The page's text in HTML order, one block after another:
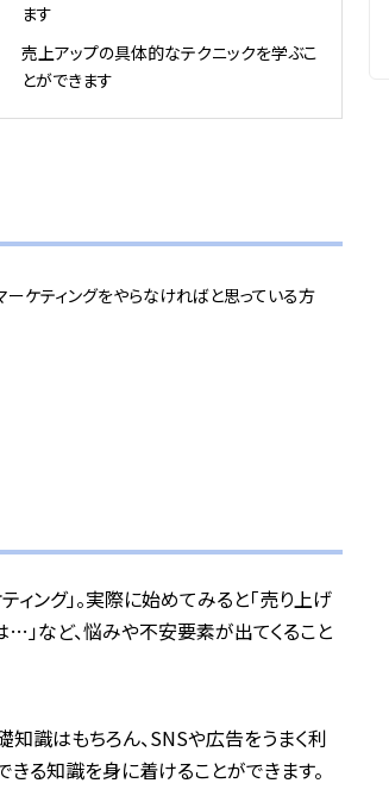
ます
売上アップの具体的なテクニックを学ぶこ
とができます
ケティングをやらなければと思っている方
ング」。実際に始めてみると「売り上げ
…」など、悩みや不安要素が出てくること
識はもちろん、SNSや広告をうまく利
る知識を身に着けることができます。